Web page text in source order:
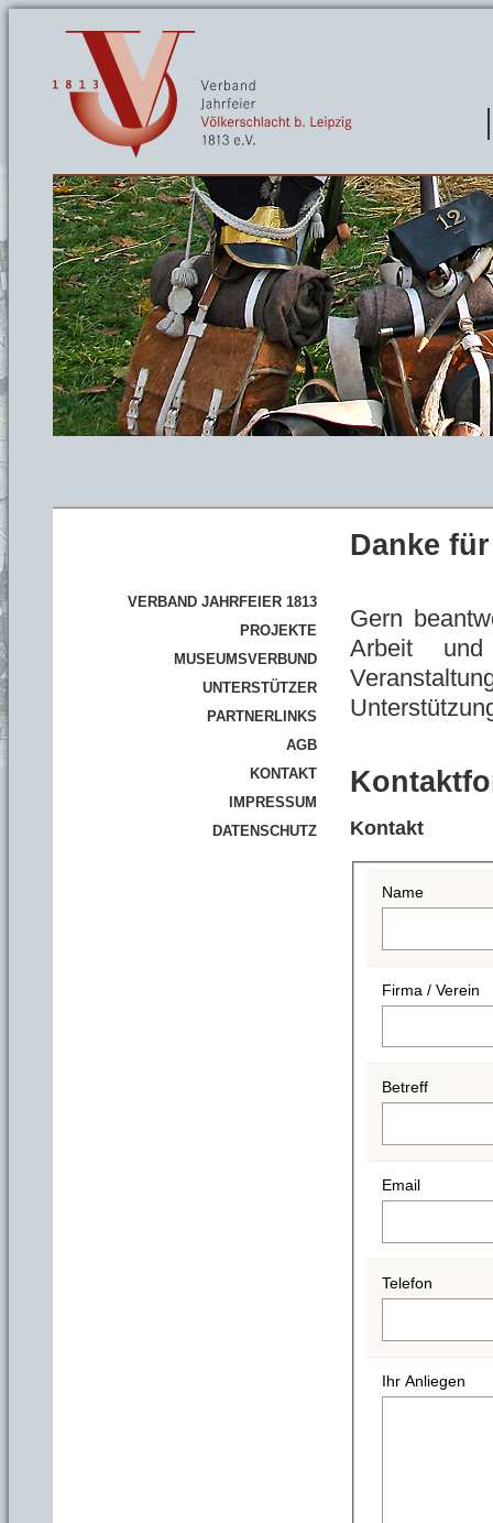
VERBAND JAHRFEIER 1813
PROJEKTE
MUSEUMSVERBUND
UNTERSTÜTZER
PARTNERLINKS
AGB
KONTAKT
IMPRESSUM
DATENSCHUTZ
Danke
Gern
Arbeit
Kontakt
Name
Firma / Verein
Betreff
Email
Telefon
Ihr Anliegen